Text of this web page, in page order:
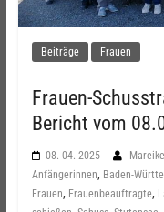
Beiträge Frauen
Frauen-
Bericht vom
08. 04. 2025
Anfängerinnen, Baden-
Frauen, Frauenbeauftragte,